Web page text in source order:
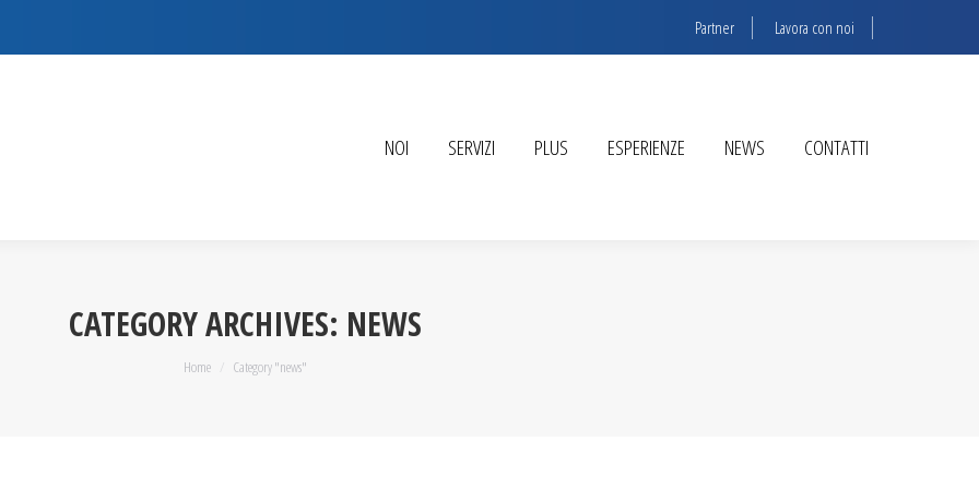
Partner Lavora con noi
NOI SERVIZI PLUS ESPERIENZE NEWS CONTATTI
CATEGORY ARCHIVES: NEWS
You are here:
Home Category "news"